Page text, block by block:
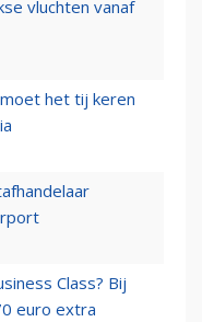
vluchten vanaf
het tij keren
Class? Bij
euro extra